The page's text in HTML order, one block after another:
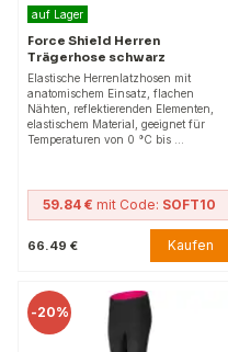
auf Lager
Force Shield Herren
Trägerhose schwarz
Elastische Herrenlatzhosen mit
anatomischem Einsatz, flachen
Nähten, reflektierenden Elementen,
elastischem Material, geeignet für
Temperaturen von 0 °C bis …
59.84 € mit Code: SOFT10
66.49 € Kaufen
-20%